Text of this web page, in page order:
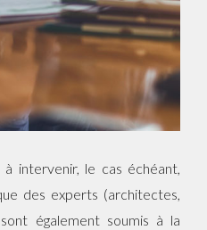
intervenir, le cas échéant,
des experts (architectes,
également soumis à la